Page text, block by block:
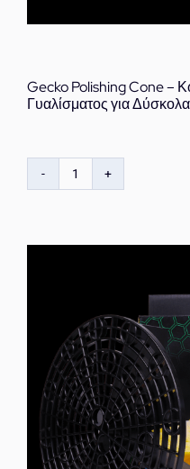
Gecko Polishing Cone –
Γυαλίσματος για
Gecko
–
για
Δύσκολα
Σημεία
ποσότητα